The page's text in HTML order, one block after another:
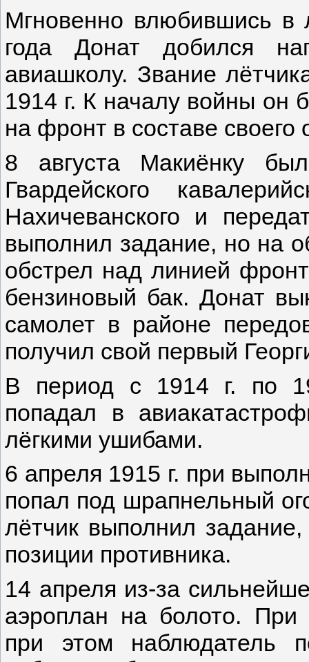
Мгновенно влюбившись в
года Донат добился
авиашколу. Звание
1914 г. К началу войны
на фронт в составе
8 августа Макиёнку
Гвардейского
Нахичеванского и
выполнил задание, но на
обстрел над линией
бензиновый бак. Донат
самолет в районе
получил свой первый
В период с 1914 г. по
попадал в
лёгкими ушибами.
6 апреля 1915 г. при
попал под шрапнельный
лётчик выполнил
позиции противника.
14 апреля из-за
аэроплан на болото. При
при этом наблюдатель